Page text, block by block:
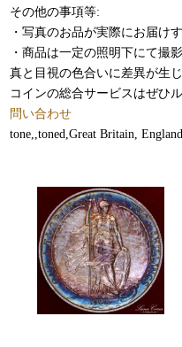
その他の事項等:
・写真のお品が実際にお届け
・商品は一定の照明下にて撮
真と目視の色合いに差異が生
コインの総合サービスはぜひ
問い合わせ
tone,,toned,Great Britain,